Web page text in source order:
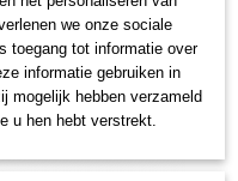
we onze sociale
toegang tot informatie over
informatie gebruiken in
mogelijk hebben verzameld
u hen hebt verstrekt.